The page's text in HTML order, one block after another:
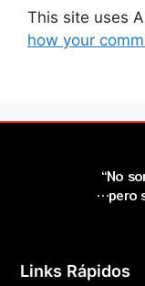
This site uses
how your
“No
…pero
Links Rápidos